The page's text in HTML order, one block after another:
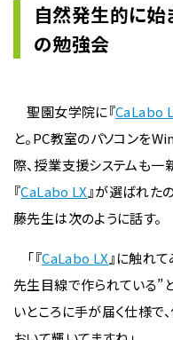
自然発生的に始
の勉強会
聖園女学院に『CaLabo
と。PC教室のパソコンを
際、授業支援システムも一
『CaLabo LX』が選ばれた
藤先生は次のように話す。
「『CaLabo LX』に触れ
先生目線で作られている”
いところに手が届く仕様で